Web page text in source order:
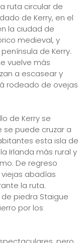
ruta circular de
de Kerry, en el
la ciudad de
medieval, y
de Kerry.
vuelve más
a escasear y
rodeado de ovejas
de Kerry se
se puede cruzar a
esta isla de
Irlanda más rural y
De regreso
viejas abadías
la ruta.
piedra Staigue
por los